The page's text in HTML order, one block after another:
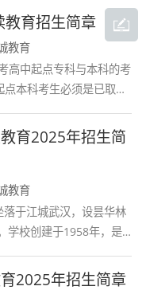
的劳动技工学
高考。
年各省教育考试
网上报名；外省考
定，在指定的报
报名手续。请考
育招生简章
教育
高中起点专科与本科的考
本科考生必须是已取得
育2025年招生简
教育
于江城武汉，设昙华林
学校创建于1958年，是
2025年招生简章